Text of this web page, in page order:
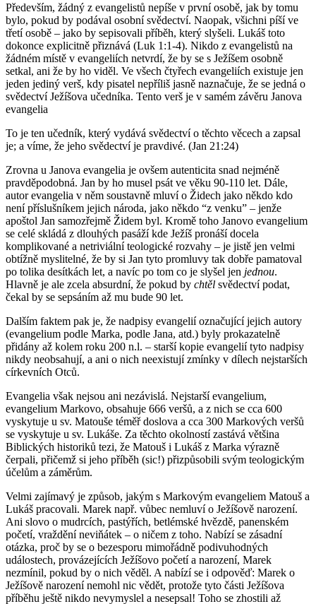
Především, žádný z evangelistů nepíše v první osobě, jak by tomu
bylo, pokud by podával osobní svědectví. Naopak, všichni píší ve
třetí osobě – jako by sepisovali příběh, který slyšeli. Lukáš toto
dokonce explicitně přiznává (Luk 1:1-4). Nikdo z evangelistů na
žádném místě v evangeliích netvrdí, že by se s Ježíšem osobně
setkal, ani že by ho viděl. Ve všech čtyřech evangeliích existuje jen
jeden jediný verš, kdy pisatel nepříliš jasně naznačuje, že se jedná o
svědectví Ježíšova učedníka. Tento verš je v samém závěru Janova
evangelia
To je ten učedník, který vydává svědectví o těchto věcech a zapsal
je; a víme, že jeho svědectví je pravdivé. (Jan 21:24)
Zrovna u Janova evangelia je ovšem autenticita snad nejméně
pravděpodobná. Jan by ho musel psát ve věku 90-110 let. Dále,
autor evangelia v něm soustavně mluví o Židech jako někdo kdo
není příslušníkem jejich národa, jako někdo “z venku” – jenže
apoštol Jan samozřejmě Židem byl. Kromě toho Janovo evangelium
se celé skládá z dlouhých pasáží kde Ježíš pronáší docela
komplikované a netriviální teologické rozvahy – je jistě jen velmi
obtížně myslitelné, že by si Jan tyto promluvy tak dobře pamatoval
po tolika desítkách let, a navíc po tom co je slyšel jen jednou.
Hlavně je ale zcela absurdní, že pokud by chtěl svědectví podat,
čekal by se sepsáním až mu bude 90 let.
Dalším faktem pak je, že nadpisy evangelií označující jejich autory
(evangelium podle Marka, podle Jana, atd.) byly prokazatelně
přidány až kolem roku 200 n.l. – starší kopie evangelií tyto nadpisy
nikdy neobsahují, a ani o nich neexistují zmínky v dílech nejstarších
církevních Otců.
Evangelia však nejsou ani nezávislá. Nejstarší evangelium,
evangelium Markovo, obsahuje 666 veršů, a z nich se cca 600
vyskytuje u sv. Matouše téměř doslova a cca 300 Markových veršů
se vyskytuje u sv. Lukáše. Za těchto okolností zastává většina
Biblických historiků tezi, že Matouš i Lukáš z Marka výrazně
čerpali, přičemž si jeho příběh (sic!) přizpůsobili svým teologickým
účelům a záměrům.
Velmi zajímavý je způsob, jakým s Markovým evangeliem Matouš a
Lukáš pracovali. Marek např. vůbec nemluví o Ježíšově narození.
Ani slovo o mudrcích, pastýřích, betlémské hvězdě, panenském
početí, vraždění neviňátek – o ničem z toho. Nabízí se zásadní
otázka, proč by se o bezesporu mimořádně podivuhodných
událostech, provázejících Ježíšovo početí a narození, Marek
nezmínil, pokud by o nich věděl. A nabízí se i odpověď: Marek o
Ježíšově narození nemohl nic vědět, protože tyto části Ježíšova
příběhu ještě nikdo nevymyslel a nesepsal! Toho se zhostili až